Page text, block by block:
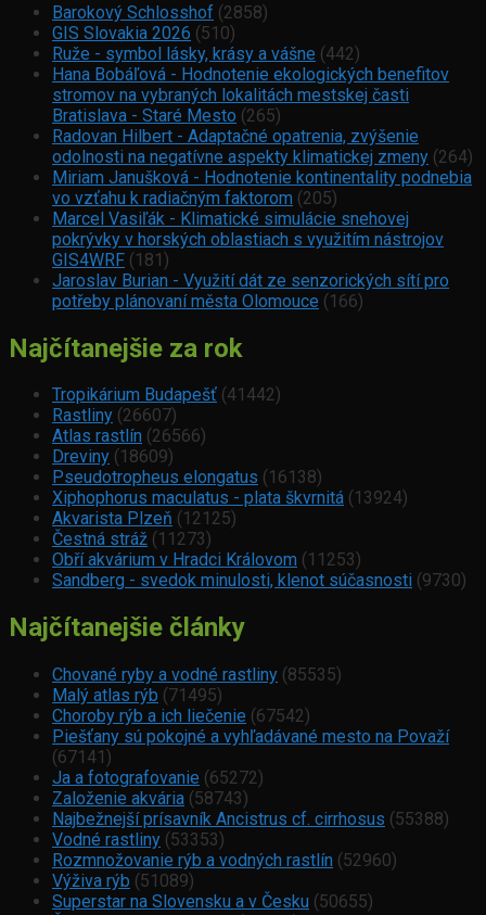
Barokový Schlosshof (2858)
GIS Slovakia 2026 (510)
Ruže - symbol lásky, krásy a vášne (442)
Hana Bobáľová - Hodnotenie ekologických benefitov
stromov na vybraných lokalitách mestskej časti
Bratislava - Staré Mesto (265)
Radovan Hilbert - Adaptačné opatrenia, zvýšenie
odolnosti na negatívne aspekty klimatickej zmeny (264)
Miriam Janušková - Hodnotenie kontinentality podnebia
vo vzťahu k radiačným faktorom (205)
Marcel Vasiľák - Klimatické simulácie snehovej
pokrývky v horských oblastiach s využitím nástrojov
GIS4WRF (181)
Jaroslav Burian - Využití dát ze senzorických sítí pro
potřeby plánovaní města Olomouce (166)
Najčítanejšie za rok
Tropikárium Budapešť (41442)
Rastliny (26607)
Atlas rastlín (26566)
Dreviny (18609)
Pseudotropheus elongatus (16138)
Xiphophorus maculatus - plata škvrnitá (13924)
Akvarista Plzeň (12125)
Čestná stráž (11273)
Obří akvárium v Hradci Královom (11253)
Sandberg - svedok minulosti, klenot súčasnosti (9730)
Najčítanejšie články
Chované ryby a vodné rastliny (85535)
Malý atlas rýb (71495)
Choroby rýb a ich liečenie (67542)
Piešťany sú pokojné a vyhľadávané mesto na Považí
(67141)
Ja a fotografovanie (65272)
Založenie akvária (58743)
Najbežnejší prísavník Ancistrus cf. cirrhosus (55388)
Vodné rastliny (53353)
Rozmnožovanie rýb a vodných rastlín (52960)
Výživa rýb (51089)
Superstar na Slovensku a v Česku (50655)